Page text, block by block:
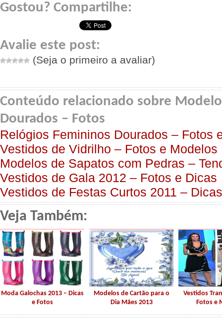
Gostou? Compartilhe:
Avalie este post:
(Seja o primeiro a avaliar)
Conteúdo relacionado sobre
Dourados – Fotos
Relógios Femininos Dourados – Fotos
Vestidos de Vidrilho – Fotos e Modelos
Modelos de Sapatos com Pedras –
Vestidos de Gala 2012 – Fotos e Dicas
Vestidos de Festas Curtos 2011 –
Veja Também:
Moda Galochas 2013 – Dicas
e Fotos
Modelos de Cartão para o
Dia Mães 2013
Vestidos
Fotos e